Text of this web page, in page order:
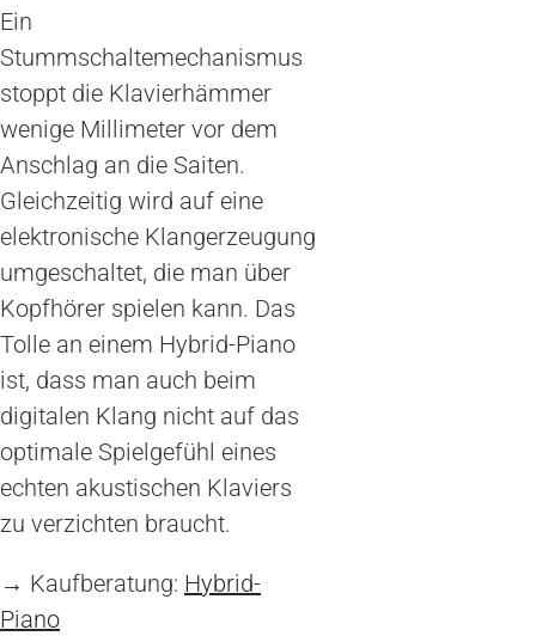
Ein
Stummschaltemechanismus
stoppt die Klavierhämmer
wenige Millimeter vor dem
Anschlag an die Saiten.
Gleichzeitig wird auf eine
elektronische Klangerzeugung
umgeschaltet, die man über
Kopfhörer spielen kann. Das
Tolle an einem Hybrid-Piano
ist, dass man auch beim
digitalen Klang nicht auf das
optimale Spielgefühl eines
echten akustischen Klaviers
zu verzichten braucht.
→ Kaufberatung: Hybrid-
Piano